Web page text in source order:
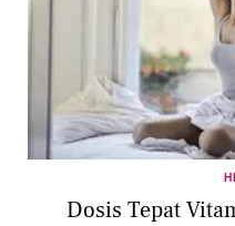
Dosis Tepat